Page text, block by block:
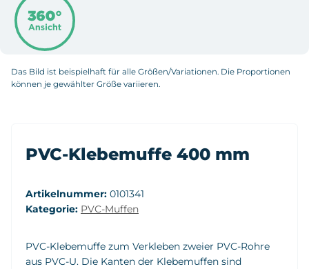
Das Bild ist beispielhaft für alle Größen/Variationen. Die Proportionen
können je gewählter Größe variieren.
PVC-Klebemuffe 400 mm
Artikelnummer: 0101341
Kategorie: PVC-Muffen
PVC-Klebemuffe zum Verkleben zweier PVC-Rohre
aus PVC-U. Die Kanten der Klebemuffen sind